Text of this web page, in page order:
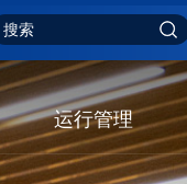
运行管理